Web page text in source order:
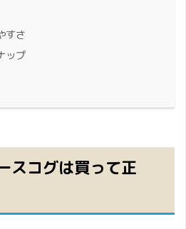
すさ
ップ
コグは買って正